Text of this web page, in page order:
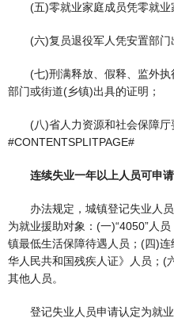
(五)零就业家庭成员凭零就业
(六)复员退役军人凭安置部门
(七)刑满释放、假释、监外执
部门或街道(乡镇)出具的证明；
(八)省人力资源和社会保障厅
#CONTENTSPLITPAGE#
连续失业一年以上人员可申请
办法规定，城镇登记失业人员
为就业援助对象：(一)“4050”人
镇最低生活保障待遇人员；(四)
华人民共和国残疾人证》人员；(
其他人员。
登记失业人员申请认定为就业